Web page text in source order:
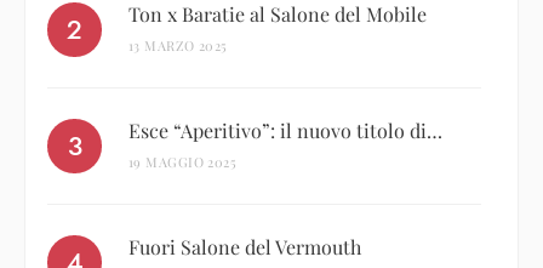
Ton x Baratie al Salone del Mobile
13 MARZO 2025
Esce “Aperitivo”: il nuovo titolo di…
19 MAGGIO 2025
Fuori Salone del Vermouth